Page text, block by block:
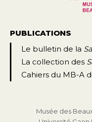
PUBLICATIONS
Le bulletin de la
La collection des
Cahiers du MB-A
Musée des